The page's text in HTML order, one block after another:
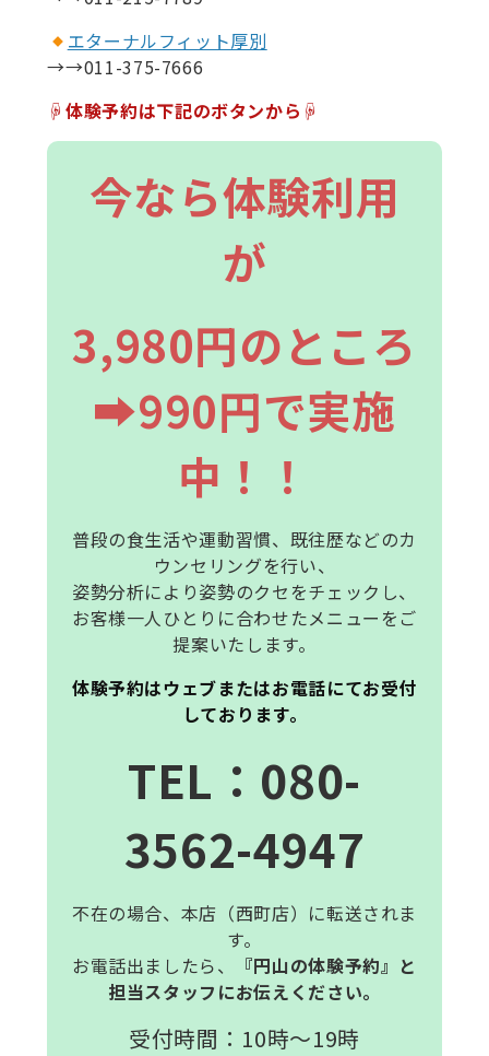
エターナルフィット厚別
→→011-375-7666
☟体験予約は下記のボタンから☟
今なら体験利用
が
3,980円のところ
➡990円で実施
中！！
普段の食生活や運動習慣、既往歴などのカ
ウンセリングを行い、
姿勢分析により姿勢のクセをチェックし、
お客様一人ひとりに合わせたメニューをご
提案いたします。
体験予約はウェブまたはお電話にてお受付
しております。
TEL ：080-
3562-4947
不在の場合、本店（西町店）に転送されま
す。
お電話出ましたら、
『円山の体験予約』と
担当スタッフにお伝えください。
受付時間：10時～19時